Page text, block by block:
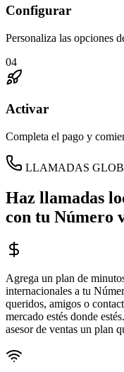
Configurar
Personaliza las opciones
04
Activar
Completa el pago y
LLAMADAS
Haz llamadas
con tu Número
Agrega un plan de
internacionales a tu
queridos, amigos o
mercado estés donde
asesor de ventas un plan